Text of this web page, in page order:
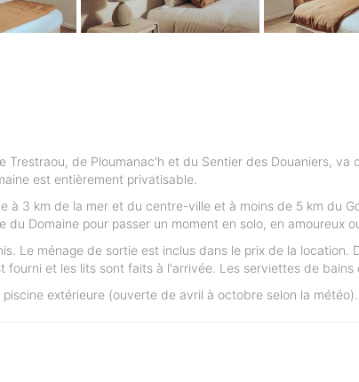
de Ploumanac'h et du Sentier des Douaniers,
est entièrement privatisable.
3 km de la mer et du centre-ville et à moins de 5 km du
Domaine pour passer un moment en solo, en amoureux
Le ménage de sortie est inclus dans le prix de la location.
et les lits sont faits à l'arrivée. Les serviettes de bains
extérieure (ouverte de avril à octobre selon la météo).